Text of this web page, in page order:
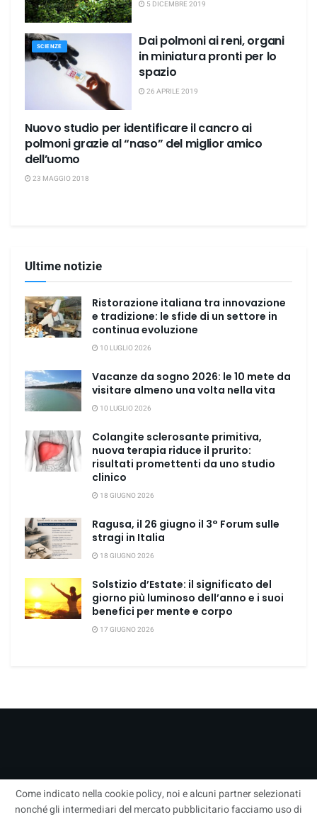
5 DICEMBRE 2019
SCIENZE
Dai polmoni ai reni, organi
in miniatura pronti per lo
spazio
26 APRILE 2019
SALUTE
Nuovo studio per identificare il cancro ai
polmoni grazie al “naso” del miglior amico
dell’uomo
23 MAGGIO 2018
Ultime notizie
Ristorazione italiana tra innovazione
e tradizione: le sfide di un settore in
continua evoluzione
10 LUGLIO 2026
Vacanze da sogno 2026: le 10 mete da
visitare almeno una volta nella vita
10 LUGLIO 2026
Colangite sclerosante primitiva,
nuova terapia riduce il prurito:
risultati promettenti da uno studio
clinico
18 GIUGNO 2026
Ragusa, il 26 giugno il 3° Forum sulle
stragi in Italia
18 GIUGNO 2026
Solstizio d’Estate: il significato del
giorno più luminoso dell’anno e i suoi
benefici per mente e corpo
17 GIUGNO 2026
Come indicato nella cookie policy, noi e alcuni partner selezionati
nonché gli intermediari del mercato pubblicitario facciamo uso di